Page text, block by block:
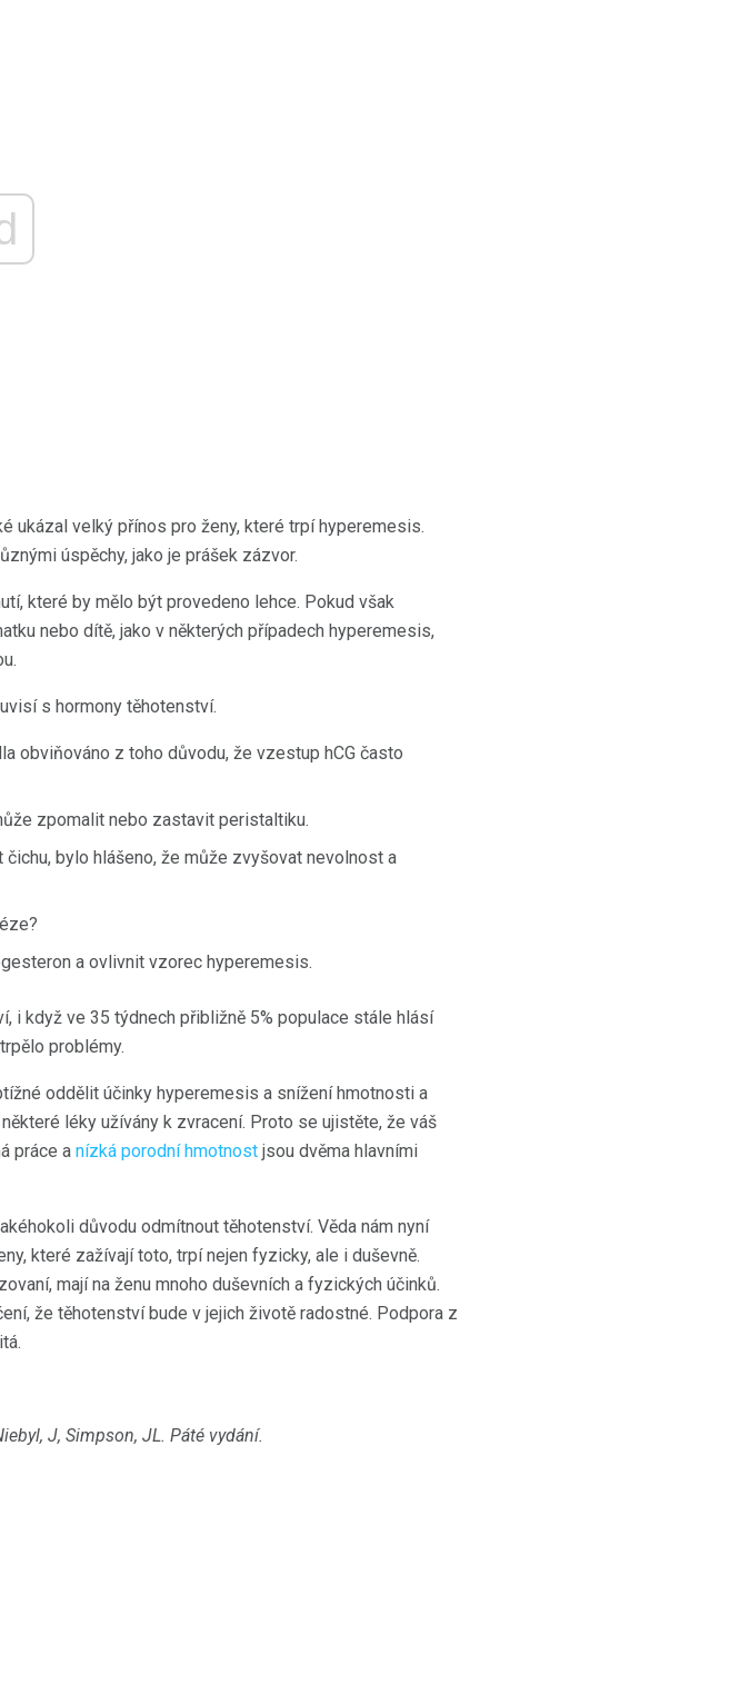
ukázal velký přínos pro ženy, které trpí hyperemesis.
úspěchy, jako je prášek zázvor.
které by mělo být provedeno lehce. Pokud však
nebo dítě, jako v některých případech hyperemesis,
s hormony těhotenství.
obviňováno z toho důvodu, že vzestup hCG často
zpomalit nebo zastavit peristaltiku.
bylo hlášeno, že může zvyšovat nevolnost a
a ovlivnit vzorec hyperemesis.
i když ve 35 týdnech přibližně 5% populace stále hlásí
problémy.
oddělit účinky hyperemesis a snížení hmotnosti a
léky užívány k zvracení. Proto se ujistěte, že váš
práce a nízká porodní hmotnost jsou dvěma hlavními
důvodu odmítnout těhotenství. Věda nám nyní
které zažívají toto, trpí nejen fyzicky, ale i duševně.
mají na ženu mnoho duševních a fyzických účinků.
že těhotenství bude v jejich životě radostné. Podpora z
J, Simpson, JL. Páté vydání.